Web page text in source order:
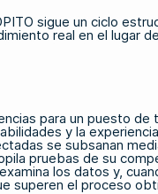
sigue un ciclo
real en el lugar
para un puesto de
y la
se subsanan
pruebas de su
los datos y,
superen el proceso